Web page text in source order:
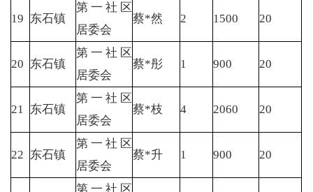
19 东石镇
第一社区
居委会
蔡*然 2 1500 20
20 东石镇
第一社区
居委会
蔡*彤 1 900 20
21 东石镇
第一社区
居委会
蔡*枝 4 2060 20
22 东石镇
第一社区
居委会
蔡*升 1 900 20
第一社区